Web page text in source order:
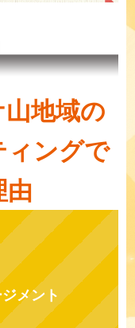
地域の
ングで
由
メント